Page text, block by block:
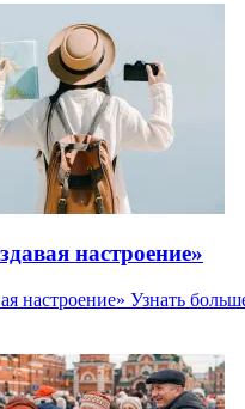
настроение»
настроение» Узнать